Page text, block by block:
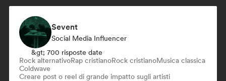
Sevent
Social Media Influencer
&gt; 700 risposte date
Rock alternativoRap cristianoRock cristianoMusica classica
Coldwave
Creare post o reel di grande impatto sugli artisti